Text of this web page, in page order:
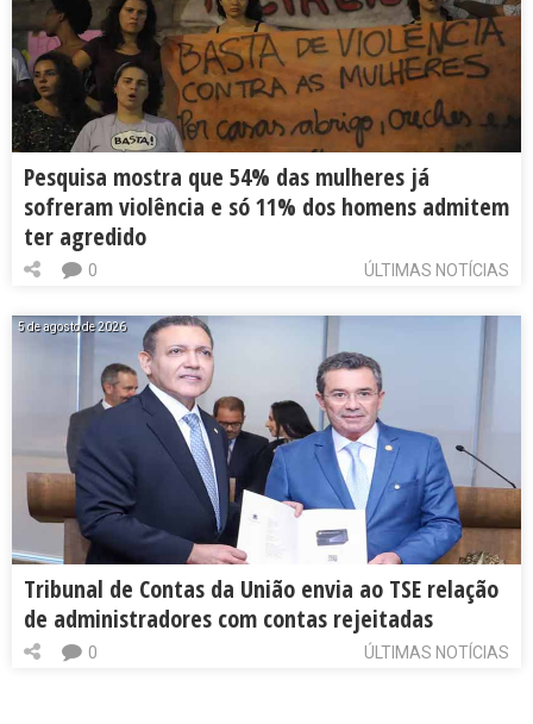
Pesquisa mostra que 54% das mulheres já
sofreram violência e só 11% dos homens admitem
ter agredido
ÚLTIMAS NOTÍCIAS
0
5 de agosto de 2026
Tribunal de Contas da União envia ao TSE relação
de administradores com contas rejeitadas
ÚLTIMAS NOTÍCIAS
0